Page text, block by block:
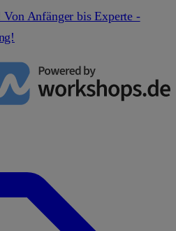
Anfänger bis Experte -